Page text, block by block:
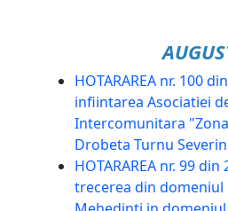
HOTARAREA nr. 100
infiintarea Asociatiei
Intercomunitara
Drobeta Turnu
HOTARAREA nr. 99
trecerea din